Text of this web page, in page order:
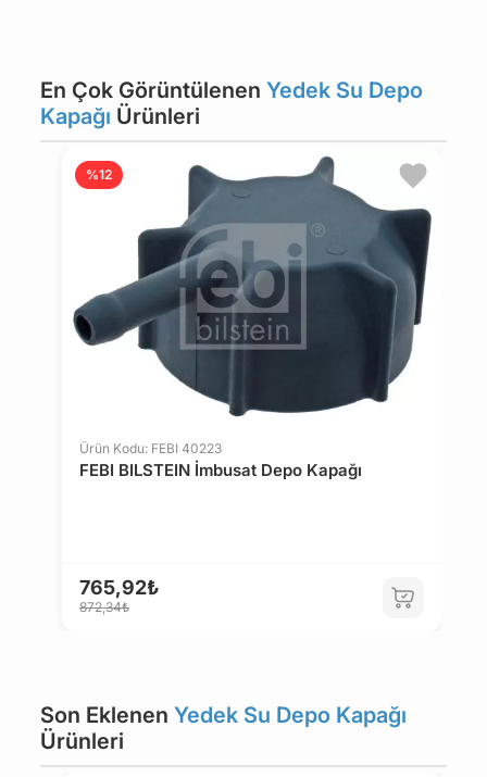
En Çok Görüntülenen Yedek Su Depo
Kapağı Ürünleri
Ürün Kodu: FEBI 40223
FEBI BILSTEIN İmbusat Depo Kapağı
765,92₺
872,34₺
%12
Son Eklenen Yedek Su Depo Kapağı
Ürünleri